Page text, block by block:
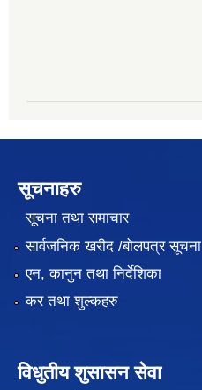
सूचनाहरु
सूचना तथा समाचार
सार्वजनिक खरीद /बोलपत्र सूचना
एन, कानुन तथा निर्देशिका
कर तथा शुल्कहरु
विधुतीय शुसासन सेवा